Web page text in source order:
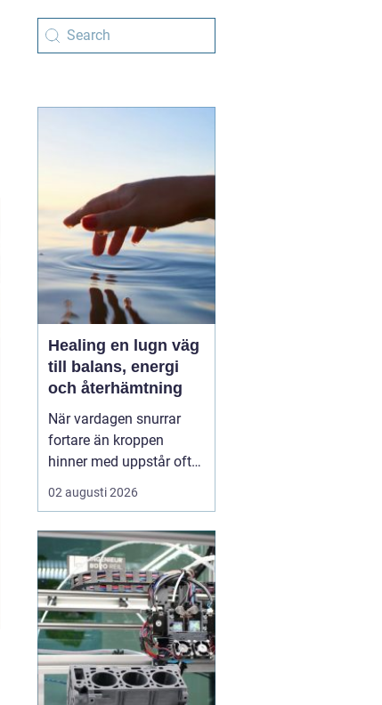
Healing en lugn väg
till balans, energi
och återhämtning
När vardagen snurrar
fortare än kroppen
hinner med uppstår ofta
spänningar, oro och
trötthet som inte går att
Många börjar då söka
efter metoder som kan
skapa lugn på djupet,
inte bara i tankarna utan
också i kroppen. I den
sökn...
02 augusti 2026